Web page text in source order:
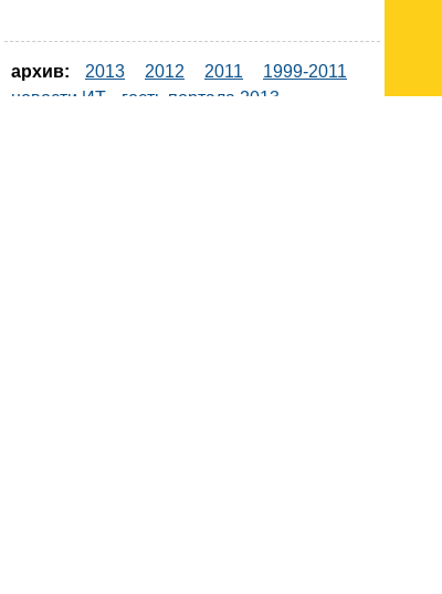
архив: 2013 2012 2011
1999-2011
новости ИТ
гость портала 2013